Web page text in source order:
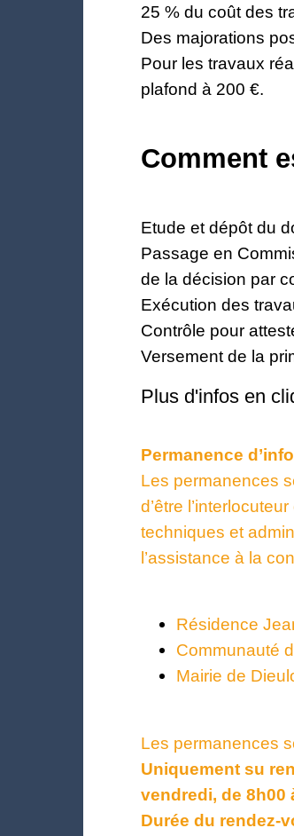
25 % du coût des
Des majorations
Pour les travaux
plafond à 200 €.
Comment
Etude et dépôt du
Passage en
de la décision par
Exécution des
Contrôle pour
Versement de la
Plus d'infos en
Permanence
Les permanences
d’être
techniques et
l’assistance à la
Résidence
Communauté
Mairie de
Les permanences
Uniquement su
vendredi, de 8h00
Durée du rendez-